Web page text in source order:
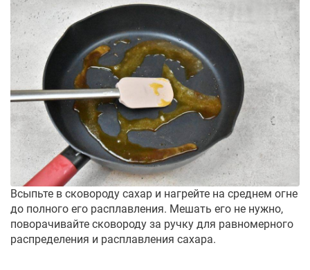
Всыпьте в сковороду сахар и нагрейте на среднем огне
до полного его расплавления. Мешать его не нужно,
поворачивайте сковороду за ручку для равномерного
распределения и расплавления сахара.